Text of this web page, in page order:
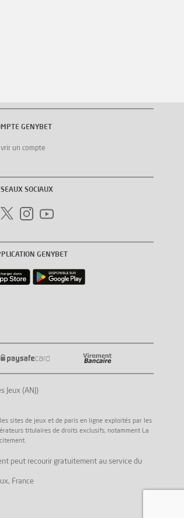
GENYBET
un compte
SOCIAUX
GENYBET
Jeux (ANJ)
sites de jeux et de paris en ligne exploités par les
titulaires de droits exclusifs, notamment La
peut recourir gratuitement au service du
France